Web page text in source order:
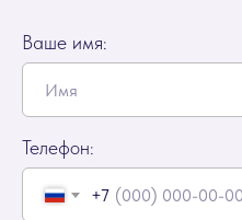
Ваше имя:
Телефон:
+7